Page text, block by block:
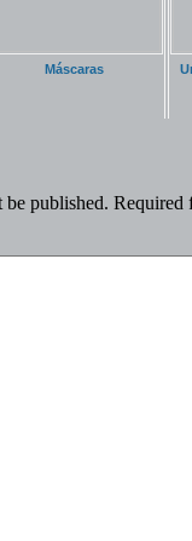
Máscaras
published. Required